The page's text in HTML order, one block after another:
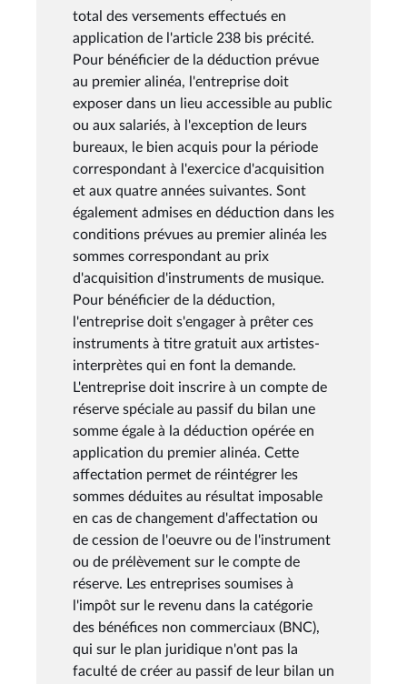
total des versements effectués en
application de l'article 238 bis précité.
Pour bénéficier de la déduction prévue
au premier alinéa, l'entreprise doit
exposer dans un lieu accessible au public
ou aux salariés, à l'exception de leurs
bureaux, le bien acquis pour la période
correspondant à l'exercice d'acquisition
et aux quatre années suivantes. Sont
également admises en déduction dans les
conditions prévues au premier alinéa les
sommes correspondant au prix
d'acquisition d'instruments de musique.
Pour bénéficier de la déduction,
l'entreprise doit s'engager à prêter ces
instruments à titre gratuit aux artistes-
interprètes qui en font la demande.
L'entreprise doit inscrire à un compte de
réserve spéciale au passif du bilan une
somme égale à la déduction opérée en
application du premier alinéa. Cette
affectation permet de réintégrer les
sommes déduites au résultat imposable
en cas de changement d'affectation ou
de cession de l'oeuvre ou de l'instrument
ou de prélèvement sur le compte de
réserve. Les entreprises soumises à
l'impôt sur le revenu dans la catégorie
des bénéfices non commerciaux (BNC),
qui sur le plan juridique n'ont pas la
faculté de créer au passif de leur bilan un